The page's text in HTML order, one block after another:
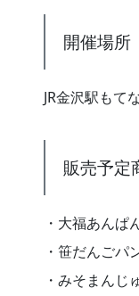
開催場所
JR金沢駅もて
販売予定
・大福あんぱ
・笹だんごパ
・みそまんじ